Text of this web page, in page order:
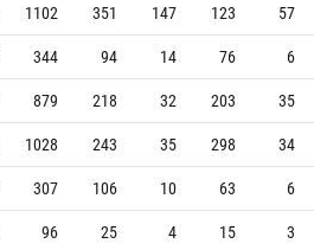
1102 351 147 123
57
344 94 14 76
6
879 218 32 203
35
1028 243 35 298
34
307 106 10 63
6
96 25 4 15
3